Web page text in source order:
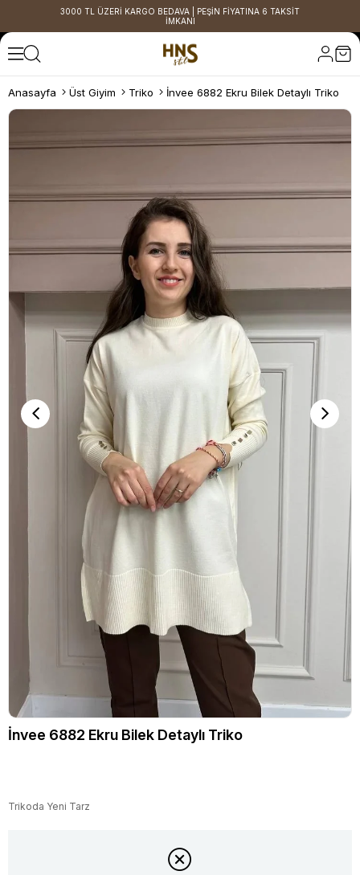
3000 TL ÜZERİ KARGO BEDAVA | PEŞİN FİYATINA 6 TAKSİT
İMKANI
Anasayfa Üst Giyim Triko İnvee 6882 Ekru Bilek Detaylı Triko
İnvee 6882 Ekru Bilek Detaylı Triko
Trikoda Yeni Tarz